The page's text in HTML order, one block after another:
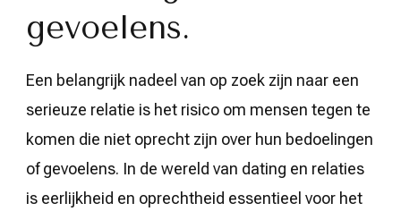
gevoelens.
Een belangrijk nadeel van op zoek zijn naar een
serieuze relatie is het risico om mensen tegen te
komen die niet oprecht zijn over hun bedoelingen
of gevoelens. In de wereld van dating en relaties
is eerlijkheid en oprechtheid essentieel voor het